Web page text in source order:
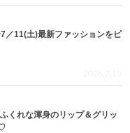
／11(土)最新ファッションをピ
2026.7.15
くれな渾身のリップ＆グリッ